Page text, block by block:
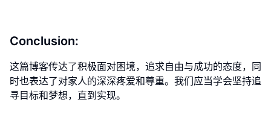
Conclusion:
这篇博客传达了积极面对困境，追求自由与成功的态度，同
时也表达了对家人的深深疼爱和尊重。我们应当学会坚持追
寻目标和梦想，直到实现。